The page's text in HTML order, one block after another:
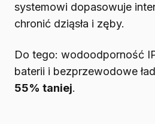
systemowi dopasowuje
chronić dziąsła i zęby.
Do tego: wodoodporność
baterii i bezprzewodowe
55% taniej.